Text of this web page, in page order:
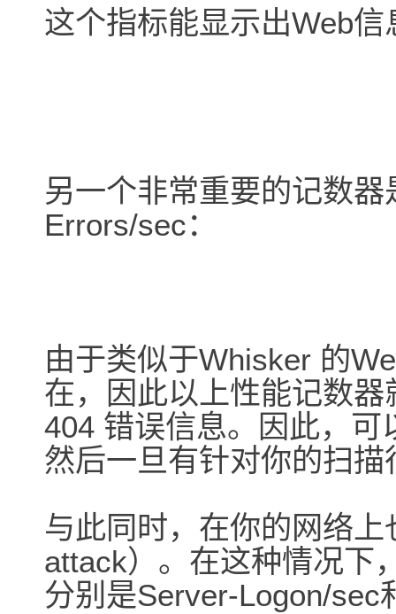
这个指标能显示出Web
另一个非常重要的记数
Errors/sec：
由于类似于Whisker 的
在，因此以上性能记数
404 错误信息。因此，
然后一旦有针对你的扫
与此同时，在你的网络
attack）。在这种情况下
分别是Server-Logon/sec